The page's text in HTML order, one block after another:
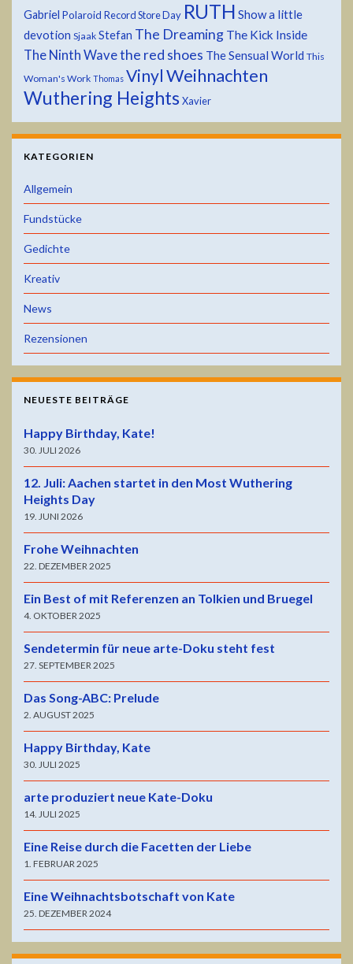
Gabriel Polaroid Record Store Day RUTH Show a little
devotion Sjaak Stefan The Dreaming The Kick Inside
The Ninth Wavethe red shoes The Sensual World This
Woman's Work Thomas VinylWeihnachten
Wuthering Heights Xavier
KATEGORIEN
Allgemein
Fundstücke
Gedichte
Kreativ
News
Rezensionen
NEUESTE BEITRÄGE
Happy Birthday, Kate!
30. JULI 2026
12. Juli: Aachen startet in den Most Wuthering
Heights Day
19. JUNI 2026
Frohe Weihnachten
22. DEZEMBER 2025
Ein Best of mit Referenzen an Tolkien und Bruegel
4. OKTOBER 2025
Sendetermin für neue arte-Doku steht fest
27. SEPTEMBER 2025
Das Song-ABC: Prelude
2. AUGUST 2025
Happy Birthday, Kate
30. JULI 2025
arte produziert neue Kate-Doku
14. JULI 2025
Eine Reise durch die Facetten der Liebe
1. FEBRUAR 2025
Eine Weihnachtsbotschaft von Kate
25. DEZEMBER 2024